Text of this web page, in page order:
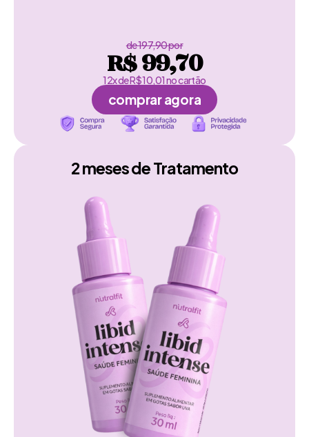
de 197,90 por
R$ 99,70
12x de R$ 10,01 no cartão
comprar agora
2 meses de Tratamento